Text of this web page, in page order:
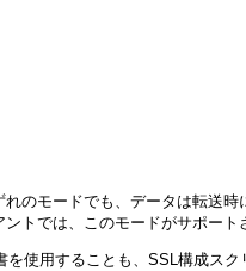
モードでも、データは転送
では、このモードがサポー
使用することも、SSL構成ス